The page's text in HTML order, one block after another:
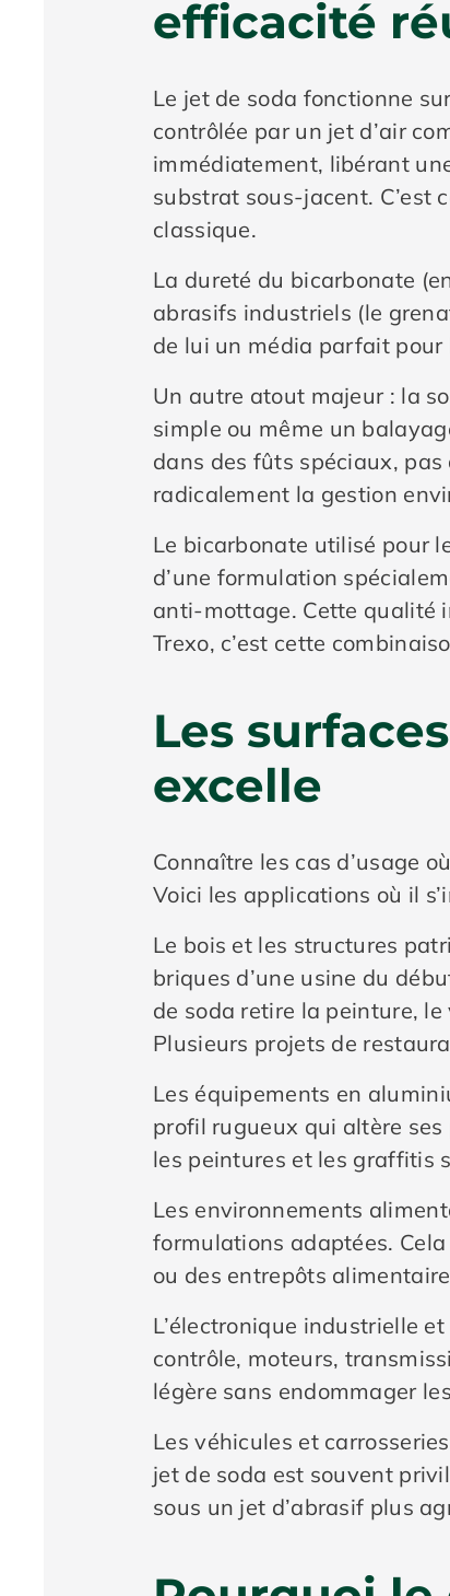
efficacité
Le jet de soda fonctionne
contrôlée par un jet d’air
immédiatement, libérant
substrat sous-jacent. C’est
classique.
La dureté du bicarbonate
abrasifs industriels (le
de lui un média parfait
Un autre atout majeur : la
simple ou même un
dans des fûts spéciaux,
radicalement la gestion
Le bicarbonate utilisé pour
d’une formulation
anti-mottage. Cette qualité
Trexo, c’est cette
Les
excelle
Connaître les cas d’usage
Voici les applications où il
Le bois et les structures
briques d’une usine du
de soda retire la peinture,
Plusieurs projets de
Les équipements en
profil rugueux qui altère
les peintures et les graffitis
Les environnements
formulations adaptées.
ou des entrepôts
L’électronique industrielle
contrôle, moteurs,
légère sans endommager
Les véhicules et
jet de soda est souvent
sous un jet d’abrasif plus